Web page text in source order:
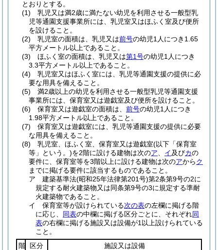
とおりとする。
(1)
乳児又は満2歳に満たない幼児を利用させる一般型乳
児等通園支援事業所には、乳児室又はほふく室及び便所
を設けること。
(2)
乳児室の面積は、乳児又は前号の幼児1人につき1.65
平方メートル以上であること。
(3)
ほふく室の面積は、乳児又は第1号の幼児1人につき
3.3平方メートル以上であること。
(4)
乳児室又はほふく室には、乳児等通園支援の提供に必
要な用具を備えること。
(5)
満2歳以上の幼児を利用させる一般型乳児等通園支援
事業所には、保育室又は遊戯室及び便所を設けること。
(6)
保育室又は遊戯室の面積は、 前号の幼児1人につき
1.98平方メートル以上であること。
(7)
保育室又は遊戯室には、乳児等通園支援の提供に必要
な用具を備えること。
(8)
乳児室、ほふく室、保育室又は遊戯室(以下「保育室
等」という。)を2階に設ける建物は次のア イ及びカの
要件に、保育室等を3階以上に設ける建物は次のアからク
までに掲げる要件に該当するものであること。
ア
建築基準法(昭和25年法律第201号)第2条第9号の2に
規定する耐火建築物又は同条第9号の3に規定する準耐
火建築物であること。
イ
保育室等が設けられている次の表の左欄に掲げる階
に応じ、 同表の中欄に掲げる区分ごとに、それぞれ同
表の右欄に掲げる施設又は設備が1以上設けられている
こと。
階
区分
施設又は設備